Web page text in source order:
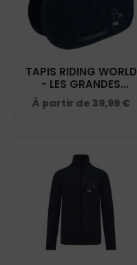
TAPIS RIDING WORLD
- LES GRANDES
MARQUES - NAVY -
20453
À partir de 39,99 €